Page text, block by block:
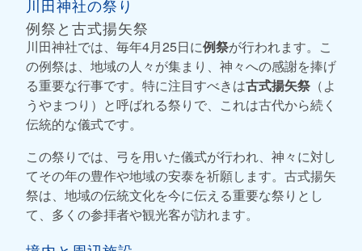
川田神社の祭り
例祭と古式揚矢祭
川田神社では、毎年4月25日に例祭が行われます。こ
の例祭は、地域の人々が集まり、神々への感謝を捧げ
る重要な行事です。特に注目すべきは古式揚矢祭 （よ
うやまつり）と呼ばれる祭りで、これは古代から続く
伝統的な儀式です。
この祭りでは、弓を用いた儀式が行われ、神々に対し
てその年の豊作や地域の安泰を祈願します。古式揚矢
祭は、地域の伝統文化を今に伝える重要な祭りとし
て、多くの参拝者や観光客が訪れます。